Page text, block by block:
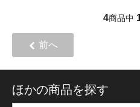
4商品中
前へ
ほかの商品を探す